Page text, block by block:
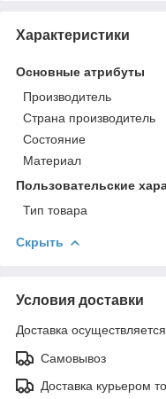
Характеристики
Основные атрибуты
Производитель
Страна производитель
Состояние
Материал
Пользовательские
Тип товара
Скрыть
Условия доставки
Доставка
Самовывоз
Доставка курьером